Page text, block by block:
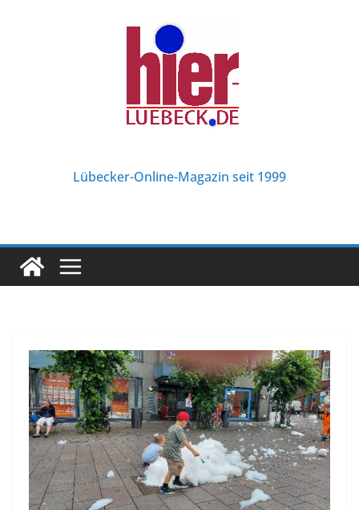
Lübecker-Online-Magazin seit 1999